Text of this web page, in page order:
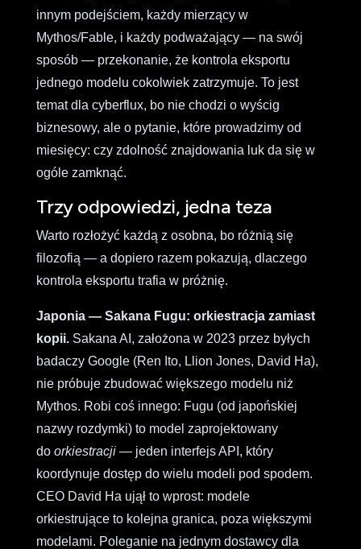
innym podejściem, każdy mierzący w
Mythos/Fable, i każdy podważający — na swój
sposób — przekonanie, że kontrola eksportu
jednego modelu cokolwiek zatrzymuje. To jest
temat dla cyberflux, bo nie chodzi o wyścig
biznesowy, ale o pytanie, które prowadzimy od
miesięcy: czy zdolność znajdowania luk da się w
ogóle zamknąć.
Trzy odpowiedzi, jedna teza
Warto rozłożyć każdą z osobna, bo różnią się
filozofią — a dopiero razem pokazują, dlaczego
kontrola eksportu trafia w próżnię.
Japonia — Sakana Fugu: orkiestracja zamiast
kopii.Sakana AI, założona w 2023 przez byłych
badaczy Google (Ren Ito, Llion Jones, David Ha),
nie próbuje zbudować większego modelu niż
Mythos. Robi coś innego: Fugu (od japońskiej
nazwy rozdymki) to model zaprojektowany
do orkiestracji— jeden interfejs API, który
koordynuje dostęp do wielu modeli pod spodem.
CEO David Ha ujął to wprost: modele
orkiestrujące to kolejna granica, poza większymi
modelami. Poleganie na jednym dostawcy dla